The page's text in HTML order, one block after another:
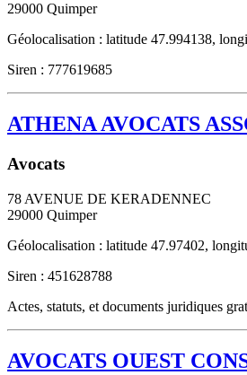
29000 Quimper
Géolocalisation : latitude 47.994138,
Siren : 777619685
ATHENA AVOCATS
Avocats
78 AVENUE DE KERADENNEC
29000 Quimper
Géolocalisation : latitude 47.97402,
Siren : 451628788
Actes, statuts, et documents juridiques
AVOCATS OUEST